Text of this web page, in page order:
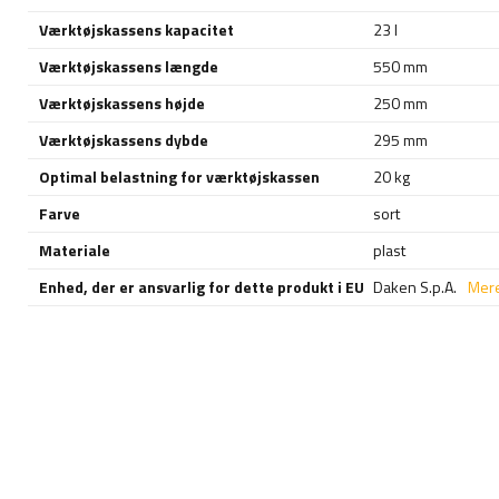
Værktøjskassens kapacitet
23 l
Værktøjskassens længde
550 mm
Værktøjskassens højde
250 mm
Værktøjskassens dybde
295 mm
Optimal belastning for værktøjskassen
20 kg
Farve
sort
Materiale
plast
Enhed, der er ansvarlig for dette produkt i EU Daken S.p.A.